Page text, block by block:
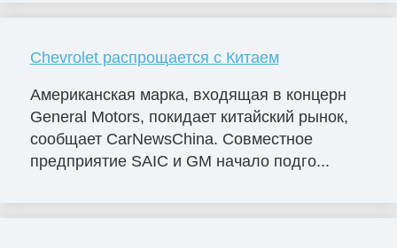
Chevrolet распрощается с Китаем
Американская марка, входящая в концерн
General Motors, покидает китайский рынок,
сообщает CarNewsChina. Совместное
предприятие SAIC и GM начало подго...